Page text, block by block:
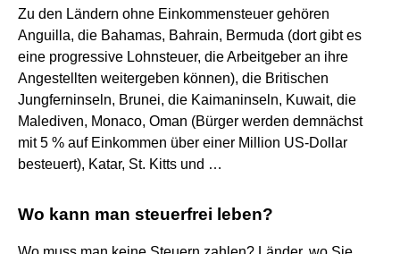
Zu den Ländern ohne Einkommensteuer gehören
Anguilla, die Bahamas, Bahrain, Bermuda (dort gibt es
eine progressive Lohnsteuer, die Arbeitgeber an ihre
Angestellten weitergeben können), die Britischen
Jungferninseln, Brunei, die Kaimaninseln, Kuwait, die
Malediven, Monaco, Oman (Bürger werden demnächst
mit 5 % auf Einkommen über einer Million US-Dollar
besteuert), Katar, St. Kitts und …
Wo kann man steuerfrei leben?